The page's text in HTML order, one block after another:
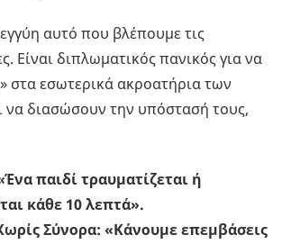
αυτό που βλέπουμε τις
Είναι διπλωματικός πανικός για να
στα εσωτερικά ακροατήρια των
να διασώσουν την υπόστασή τους,
παιδί τραυματίζεται ή
κάθε 10 λεπτά».
Σύνορα: «Κάνουμε επεμβάσεις